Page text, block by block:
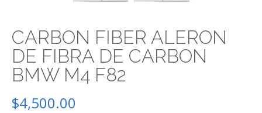
CARBON FIBER ALERON
DE FIBRA DE CARBON
BMW M4 F82
$4,500.00